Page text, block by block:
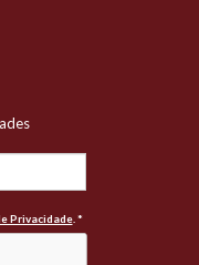
Privacidade. *